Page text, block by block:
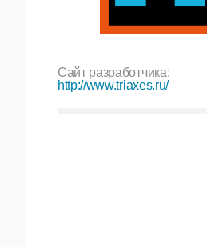
Сайт разработчика:
http://www.triaxes.ru/